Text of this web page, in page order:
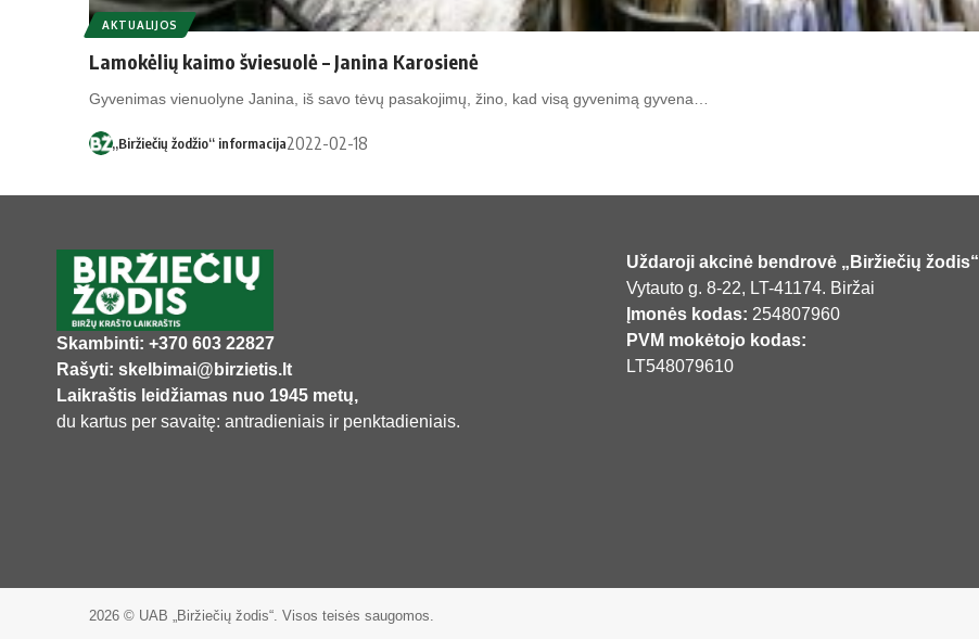
AKTUALIJOS
Lamokėlių kaimo šviesuolė – Janina Karosienė
Gyvenimas vienuolyne Janina, iš savo tėvų pasakojimų, žino, kad visą gyvenimą gyvena…
„Biržiečių žodžio“ informacija2022-02-18
Skambinti: +370 603 22827
Rašyti: skelbimai@birzietis.lt
Laikraštis leidžiamas nuo 1945 metų,
du kartus per savaitę: antradieniais ir penktadieniais.
Uždaroji akcinė bendrovė „Biržiečių žodis“
Vytauto g. 8-22, LT-41174. Biržai
Įmonės kodas: 254807960
PVM mokėtojo kodas:
LT548079610
2026 © UAB „Biržiečių žodis“. Visos teisės saugomos.